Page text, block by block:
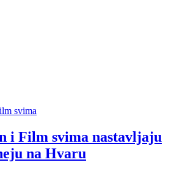
svima
i Film svima nastavljaju
na Hvaru